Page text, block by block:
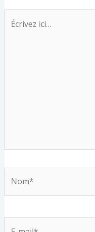
Écrivez